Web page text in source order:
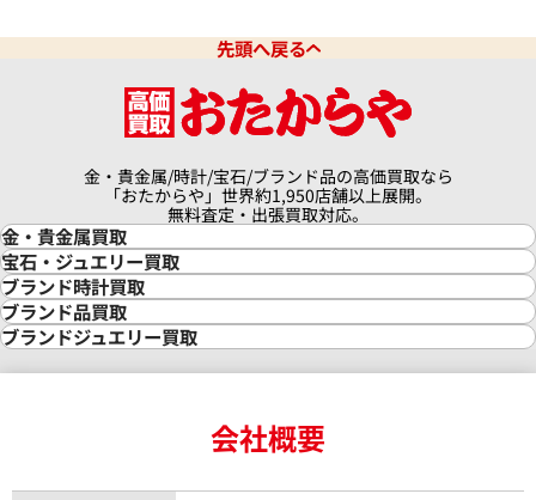
ロイヤルオーク オフショア
67540SK.ZZ.A010CA.01
オーデマ ピゲ ロイヤル オー
ア クロノグラフ 銀座限定
26180ST.OO.D101CR.01
先頭へ戻る
金・貴金属/時計/宝石/ブランド品の高価買取なら
「おたからや」世界約1,950店舗以上展開。
無料査定・出張買取対応。
金・貴金属買取
金買取
金の相場価格情報
金の参考買取価格一覧
インゴット買取
インゴットの相場価格情報
24金買取
宝石・ジュエリー買取
宝石・ジュエリー買取
ダイヤモンド買取
ダイヤモンド・宝石の参考価格一覧
リング・結婚指輪買取
エメラルド買取
ブランド時計買取
時計買取
ロレックス買取
ロレックス デイトナ買取
ロレックス サブマリーナー買取
ロレックス エクスプローラー買取
ロレックス デイトジャスト買取
ブランド品買取
ブランド買取
ブランドジュエリー買取
ヴァンクリーフ＆アーペル買取会社概要